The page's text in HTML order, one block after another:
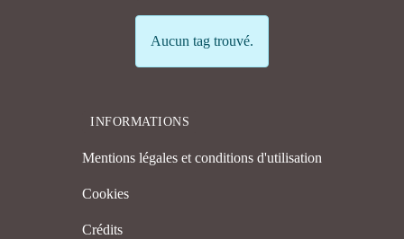
Info
Aucun tag trouvé.
INFORMATIONS
Mentions légales et conditions d'utilisation
Cookies
Crédits